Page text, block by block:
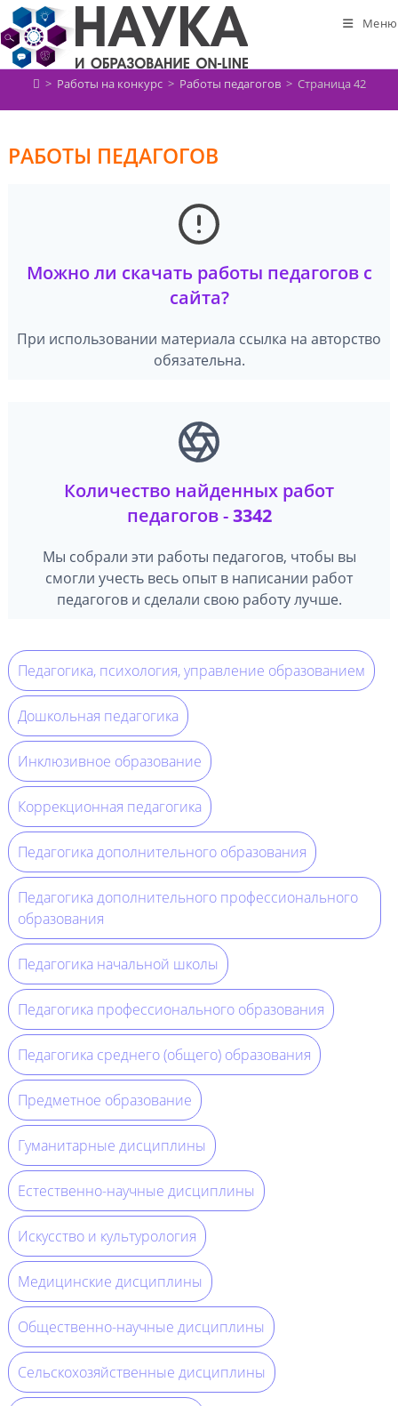
Перейти
к
содержимому
Меню
> Работы на конкурс > Работы педагогов > Страница 42
РАБОТЫ ПЕДАГОГОВ
Можно ли скачать работы педагогов с
сайта?
При использовании материала ссылка на авторство
обязательна.
Количество найденных работ
педагогов -3342
Мы собрали эти работы педагогов, чтобы вы
смогли учесть весь опыт в написании работ
педагогов и сделали свою работу лучше.
Педагогика, психология, управление образованием
Дошкольная педагогика
Инклюзивное образование
Коррекционная педагогика
Педагогика дополнительного образования
Педагогика дополнительного профессионального
образования
Педагогика начальной школы
Педагогика профессионального образования
Педагогика среднего (общего) образования
Предметное образование
Гуманитарные дисциплины
Естественно-научные дисциплины
Искусство и культурология
Медицинские дисциплины
Общественно-научные дисциплины
Сельскохозяйственные дисциплины